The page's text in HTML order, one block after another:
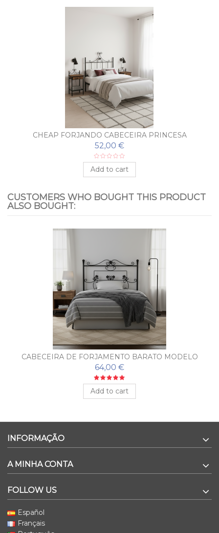
CHEAP FORJANDO CABECEIRA PRINCESA
52,00 €
Add to cart
CUSTOMERS WHO BOUGHT THIS PRODUCT
ALSO BOUGHT:
CABECEIRA DE FORJAMENTO BARATO MODELO
FLORIDA
64,00 €
Add to cart
INFORMAÇÃO
A MINHA CONTA
FOLLOW US
Español
Français